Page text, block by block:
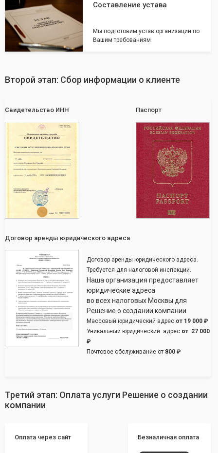
Составление устава
Мы подготовим устав организации по
Вашим требованиям
Второй этап: Сбор информации о клиенте
Свидетельство ИНН Паспорт
Договор аренды юридического адреса
Договор аренды юридического адреса.
Требуется для налоговой инспекции.
Наша организация предоставляет
юридические адреса
во всех налоговых Москвы для
Решение о создании компании
Массовый юридический адрес от 19 000 ₽
Уникальный юридический адрес от 27 000
₽
Почтовое обслуживание от 800 ₽
Третий этап: Оплата услуги Решение о создании
компании
Оплата через сайт Безналичная оплата